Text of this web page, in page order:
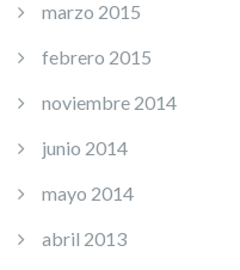
marzo 2015
febrero 2015
noviembre 2014
junio 2014
mayo 2014
abril 2013